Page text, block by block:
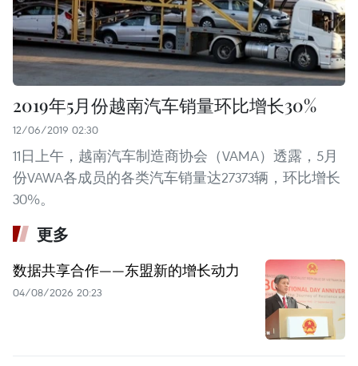
2019年5月份越南汽车销量环比增长30%
12/06/2019 02:30
11日上午，越南汽车制造商协会（VAMA）透露，5月
份VAWA各成员的各类汽车销量达27373辆，环比增长
30%。
更多
数据共享合作——东盟新的增长动力
04/08/2026 20:23